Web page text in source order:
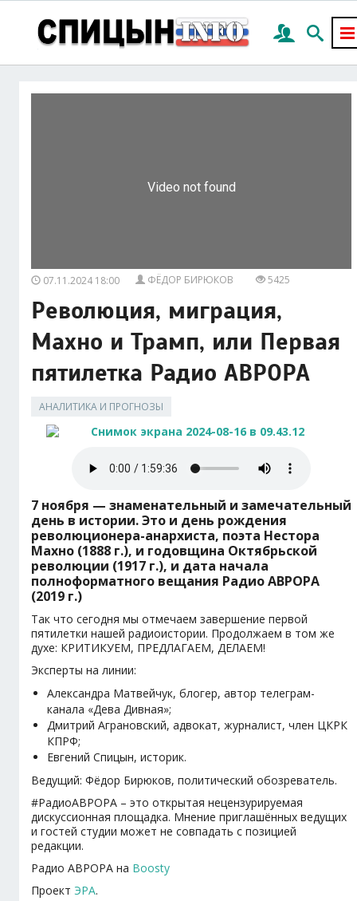
07.11.2024 18:00 ФЁДОР БИРЮКОВ 5425
Революция, миграция,
Махно и Трамп, или Первая
пятилетка Радио АВРОРА
АНАЛИТИКА И ПРОГНОЗЫ
7 ноября — знаменательный и замечательный
день в истории. Это и день рождения
революционера-анархиста, поэта Нестора
Махно (1888 г.), и годовщина Октябрьской
революции (1917 г.), и дата начала
полноформатного вещания Радио АВРОРА
(2019 г.)
Так что сегодня мы отмечаем завершение первой
пятилетки нашей радиоистории. Продолжаем в том же
духе: КРИТИКУЕМ, ПРЕДЛАГАЕМ, ДЕЛАЕМ!
Эксперты на линии:
Александра Матвейчук, блогер, автор телеграм-
канала «Дева Дивная»;
Дмитрий Аграновский, адвокат, журналист, член ЦКРК
КПРФ;
Евгений Спицын, историк.
Ведущий: Фёдор Бирюков, политический обозреватель.
#РадиоАВРОРА – это открытая нецензурируемая
дискуссионная площадка. Мнение приглашённых ведущих
и гостей студии может не совпадать с позицией
редакции.
Радио АВРОРА на Boosty
Проект ЭРА.